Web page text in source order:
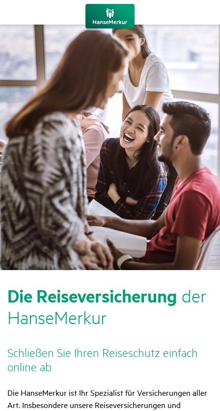
Die Reise­ver­si­che­rung der
HanseMerkur
Schließen Sie Ihren Reise­schutz einfach
online ab
Die HanseMerkur ist Ihr Spezialist für Versicherungen aller
Art. Insbesondere unsere Reiseversicherungen und